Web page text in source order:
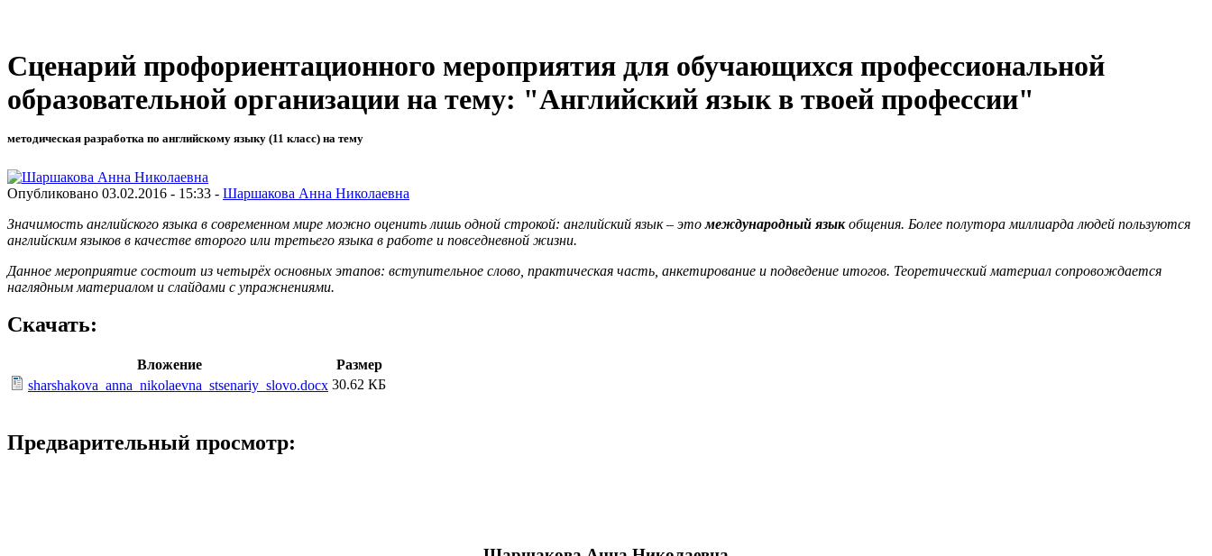
Сценарий профориентационного мероприятия для обучающихся профессиональной
образовательной организации на тему: "Английский язык в твоей профессии"
методическая разработка по английскому языку (11 класс) на тему
Опубликовано 03.02.2016 - 15:33 - Шаршакова Анна Николаевна
Значимость английского языка в современном мире можно оценить лишь одной строкой: английский язык – этомеждународный языкобщения. Более полутора миллиарда людей пользуются
английским языков в качестве второго или третьего языка в работе и повседневной жизни.
Данное мероприятие состоит из четырёх основных этапов: вступительное слово, практическая часть, анкетирование и подведение итогов. Теоретический материал сопровождается
наглядным материалом и слайдами с упражнениями.
Скачать:
Вложение
Размер
sharshakova_anna_nikolaevna_stsenariy_slovo.docx 30.62 КБ
Предварительный просмотр: